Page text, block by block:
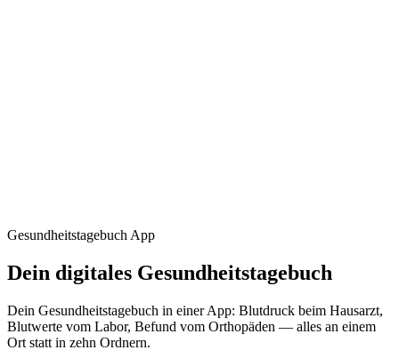
Gesundheitstagebuch App
Dein digitales Gesundheitstagebuch
Dein Gesundheitstagebuch in einer App: Blutdruck beim Hausarzt,
Blutwerte vom Labor, Befund vom Orthopäden — alles an einem
Ort statt in zehn Ordnern.